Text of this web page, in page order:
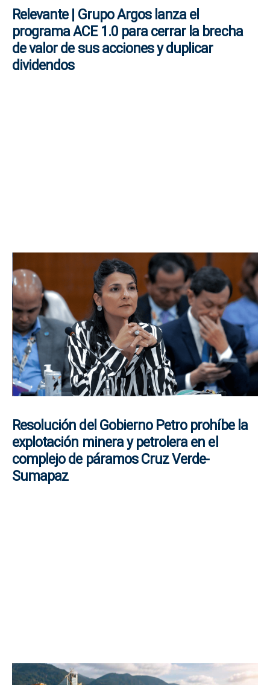
Relevante | Grupo Argos lanza el
programa ACE 1.0 para cerrar la brecha
de valor de sus acciones y duplicar
dividendos
Resolución del Gobierno Petro prohíbe la
explotación minera y petrolera en el
complejo de páramos Cruz Verde-
Sumapaz